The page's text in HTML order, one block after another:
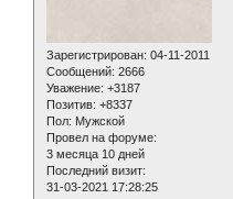
Зарегистрирован: 04-11-2011
Сообщений: 2666
Уважение: +3187
Позитив: +8337
Пол: Мужской
Провел на форуме:
3 месяца 10 дней
Последний визит:
31-03-2021 17:28:25